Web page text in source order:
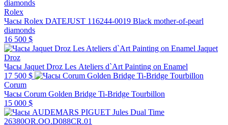
Rolex
Часы Rolex DATEJUST 116244-0019 Black mother-of-pearl
diamonds
16 500 $
Jaquet
Droz
Часы Jaquet Droz Les Ateliers d`Art Painting on Enamel
17 500 $
Corum
Часы Corum Golden Bridge Ti-Bridge Tourbillon
15 000 $